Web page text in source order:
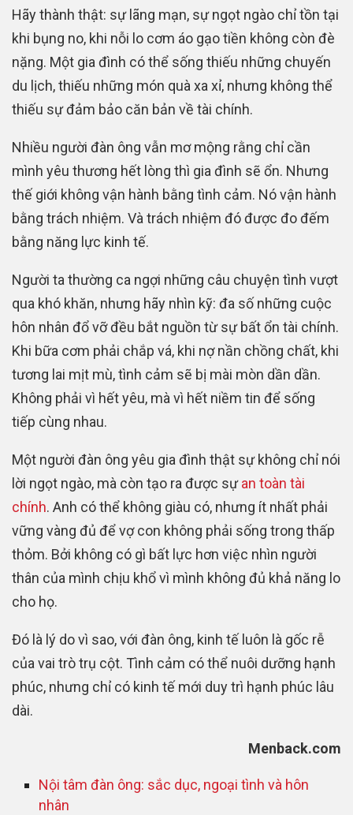
Hãy thành thật: sự lãng mạn, sự ngọt ngào chỉ tồn tại
khi bụng no, khi nỗi lo cơm áo gạo tiền không còn đè
nặng. Một gia đình có thể sống thiếu những chuyến
du lịch, thiếu những món quà xa xỉ, nhưng không thể
thiếu sự đảm bảo căn bản về tài chính.
Nhiều người đàn ông vẫn mơ mộng rằng chỉ cần
mình yêu thương hết lòng thì gia đình sẽ ổn. Nhưng
thế giới không vận hành bằng tình cảm. Nó vận hành
bằng trách nhiệm. Và trách nhiệm đó được đo đếm
bằng năng lực kinh tế.
Người ta thường ca ngợi những câu chuyện tình vượt
qua khó khăn, nhưng hãy nhìn kỹ: đa số những cuộc
hôn nhân đổ vỡ đều bắt nguồn từ sự bất ổn tài chính.
Khi bữa cơm phải chắp vá, khi nợ nần chồng chất, khi
tương lai mịt mù, tình cảm sẽ bị mài mòn dần dần.
Không phải vì hết yêu, mà vì hết niềm tin để sống
tiếp cùng nhau.
Một người đàn ông yêu gia đình thật sự không chỉ nói
lời ngọt ngào, mà còn tạo ra được sựan toàn tài
chính. Anh có thể không giàu có, nhưng ít nhất phải
vững vàng đủ để vợ con không phải sống trong thấp
thỏm. Bởi không có gì bất lực hơn việc nhìn người
thân của mình chịu khổ vì mình không đủ khả năng lo
cho họ.
Đó là lý do vì sao, với đàn ông, kinh tế luôn là gốc rễ
của vai trò trụ cột. Tình cảm có thể nuôi dưỡng hạnh
phúc, nhưng chỉ có kinh tế mới duy trì hạnh phúc lâu
dài.
Menback.com
Nội tâm đàn ông: sắc dục, ngoại tình và hôn
nhân